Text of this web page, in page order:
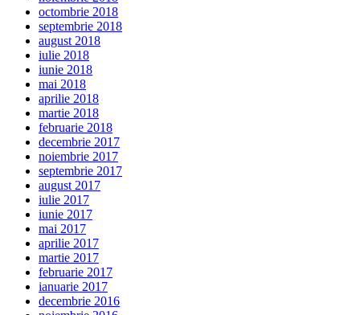
octombrie 2018
septembrie 2018
august 2018
iulie 2018
iunie 2018
mai 2018
aprilie 2018
martie 2018
februarie 2018
decembrie 2017
noiembrie 2017
septembrie 2017
august 2017
iulie 2017
iunie 2017
mai 2017
aprilie 2017
martie 2017
februarie 2017
ianuarie 2017
decembrie 2016